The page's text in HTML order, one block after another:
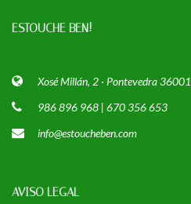
ESTOUCHE BEN!
Xosé Millán, 2 · Pontevedra 36001
986 896 968 | 670 356 653
info@estoucheben.com
AVISO LEGAL